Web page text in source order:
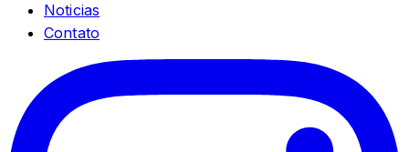
Noticias
Contato